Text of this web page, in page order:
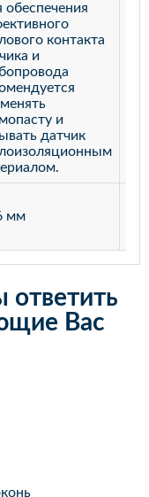
обеспечения
контакта
и
и
датчик
мм
ответить
Вас